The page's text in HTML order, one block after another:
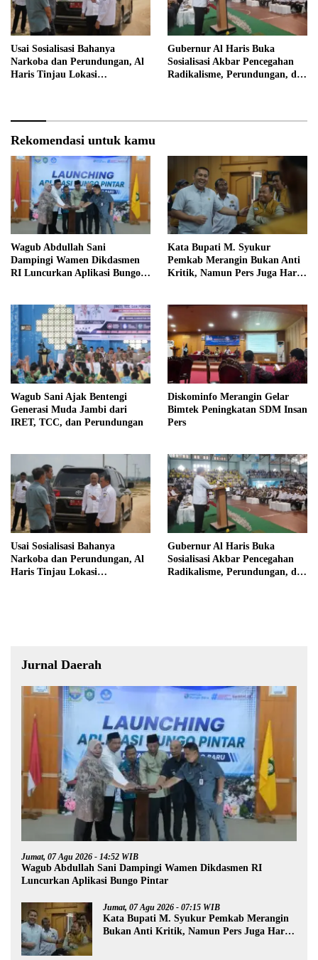
Usai Sosialisasi Bahanya
Narkoba dan Perundungan, Al
Haris Tinjau Lokasi
Gubernur Al Haris Buka
Sosialisasi Akbar Pencegahan
Radikalisme, Perundungan, dan
Rekomendasi untuk kamu
Wagub Abdullah Sani
Dampingi Wamen Dikdasmen
RI Luncurkan Aplikasi Bungo
Kata Bupati M. Syukur
Pemkab Merangin Bukan Anti
Kritik, Namun Pers Juga Harus
Wagub Sani Ajak Bentengi
Generasi Muda Jambi dari
IRET, TCC, dan Perundungan
Diskominfo Merangin Gelar
Bimtek Peningkatan SDM Insan
Pers
Usai Sosialisasi Bahanya
Narkoba dan Perundungan, Al
Haris Tinjau Lokasi
Gubernur Al Haris Buka
Sosialisasi Akbar Pencegahan
Radikalisme, Perundungan, dan
Jurnal Daerah
Jumat, 07 Agu 2026 - 14:52 WIB
Wagub Abdullah Sani Dampingi Wamen Dikdasmen RI
Luncurkan Aplikasi Bungo Pintar
Jumat, 07 Agu 2026 - 07:15 WIB
Kata Bupati M. Syukur Pemkab Merangin
Bukan Anti Kritik, Namun Pers Juga Harus